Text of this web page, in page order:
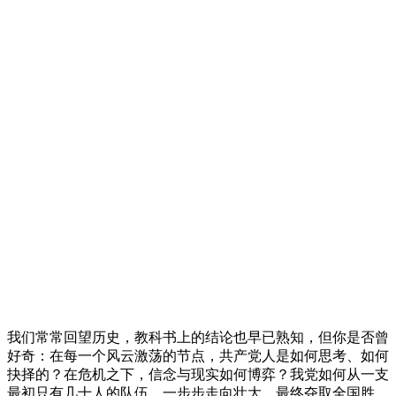
我们常常回望历史，教科书上的结论也早已熟知，但你是否曾
好奇：在每一个风云激荡的节点，共产党人是如何思考、如何
抉择的？在危机之下，信念与现实如何博弈？我党如何从一支
最初只有几十人的队伍，一步步走向壮大、最终夺取全国胜